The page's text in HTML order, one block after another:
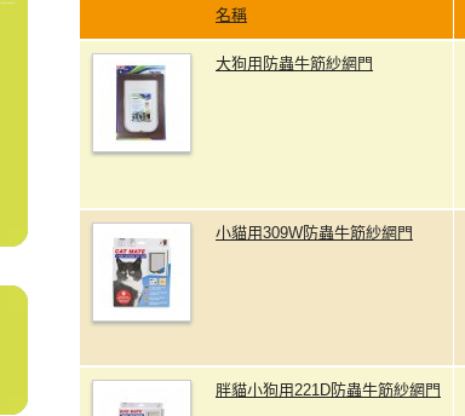
名稱
大狗用防蟲牛筋紗網門
小貓用309W防蟲牛筋紗網門
胖貓小狗用221D防蟲牛筋紗網門